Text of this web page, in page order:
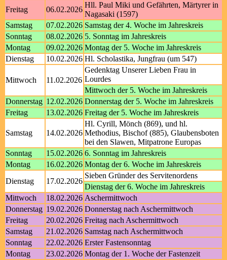
Freitag
06.02.2026
Hll. Paul Miki und Gefährten, Märtyrer in
Nagasaki (1597)
Samstag
07.02.2026 Samstag der 4. Woche im Jahreskreis
Sonntag
08.02.2026 5. Sonntag im Jahreskreis
Montag
09.02.2026 Montag der 5. Woche im Jahreskreis
Dienstag
10.02.2026 Hl. Scholastika, Jungfrau (um 547)
Mittwoch 11.02.2026
Gedenktag Unserer Lieben Frau in
Lourdes
Mittwoch der 5. Woche im Jahreskreis
Donnerstag 12.02.2026 Donnerstag der 5. Woche im Jahreskreis
Freitag
13.02.2026 Freitag der 5. Woche im Jahreskreis
Samstag 14.02.2026
Hl. Cyrill, Mönch (869), und hl.
Methodius, Bischof (885), Glaubensboten
bei den Slawen, Mitpatrone Europas
Sonntag
15.02.2026 6. Sonntag im Jahreskreis
Montag
16.02.2026 Montag der 6. Woche im Jahreskreis
Dienstag
17.02.2026
Sieben Gründer des Servitenordens
Dienstag der 6. Woche im Jahreskreis
Mittwoch
18.02.2026 Aschermittwoch
Donnerstag 19.02.2026 Donnerstag nach Aschermittwoch
Freitag
20.02.2026 Freitag nach Aschermittwoch
Samstag
21.02.2026 Samstag nach Aschermittwoch
Sonntag
22.02.2026 Erster Fastensonntag
Montag
23.02.2026 Montag der 1. Woche der Fastenzeit